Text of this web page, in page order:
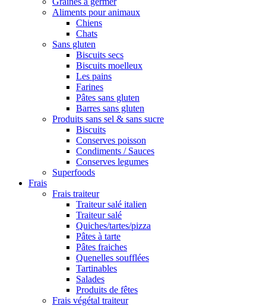
Aliments pour animaux
Chiens
Chats
Sans gluten
Biscuits secs
Biscuits moelleux
Les pains
Farines
Pâtes sans gluten
Barres sans gluten
Produits sans sel & sans sucre
Biscuits
Conserves poisson
Condiments / Sauces
Conserves legumes
Superfoods
Frais
Frais traiteur
Traiteur salé italien
Traiteur salé
Quiches/tartes/pizza
Pâtes à tarte
Pâtes fraiches
Quenelles soufflées
Tartinables
Salades
Produits de fêtes
Frais végétal traiteur